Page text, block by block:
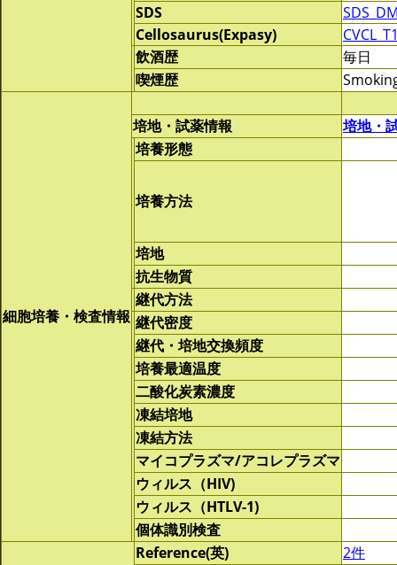
SDS
Cellosaurus(Expasy)
飲酒歴
毎日
喫煙歴
細胞培養・検査情報
培地・試薬情報
培地・
培養形態
培養方法
培地
抗生物質
継代方法
継代密度
継代・培地交換頻度
培養最適温度
二酸化炭素濃度
凍結培地
凍結方法
マイコプラズマ/アコレプラズマ
ウィルス（HIV)
ウィルス（HTLV-1)
個体識別検査
Reference(英)
2件